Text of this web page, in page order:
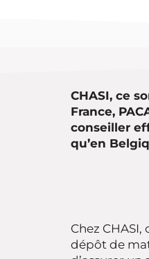
CHASI, ce
France,
conseiller
qu’en
Chez
dépôt de